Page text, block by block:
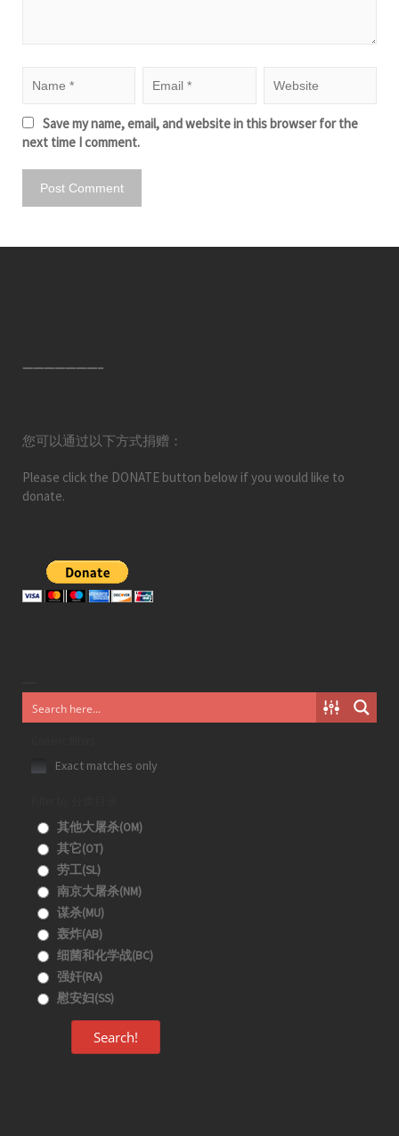
Save my name, email, and website in this browser for the
next time I comment.
———————–
您可以通过以下方式捐赠：
Please click the DONATE button below if you would like to
donate.
Exact matches only
其他大屠杀(OM)
其它(OT)
劳工(SL)
南京大屠杀(NM)
谋杀(MU)
轰炸(AB)
细菌和化学战(BC)
强奸(RA)
慰安妇(SS)
Search!